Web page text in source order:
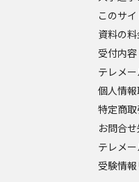
このサ
資料の
受付内
テレメ
個人情
特定商
お問合せ
テレメ
受験情